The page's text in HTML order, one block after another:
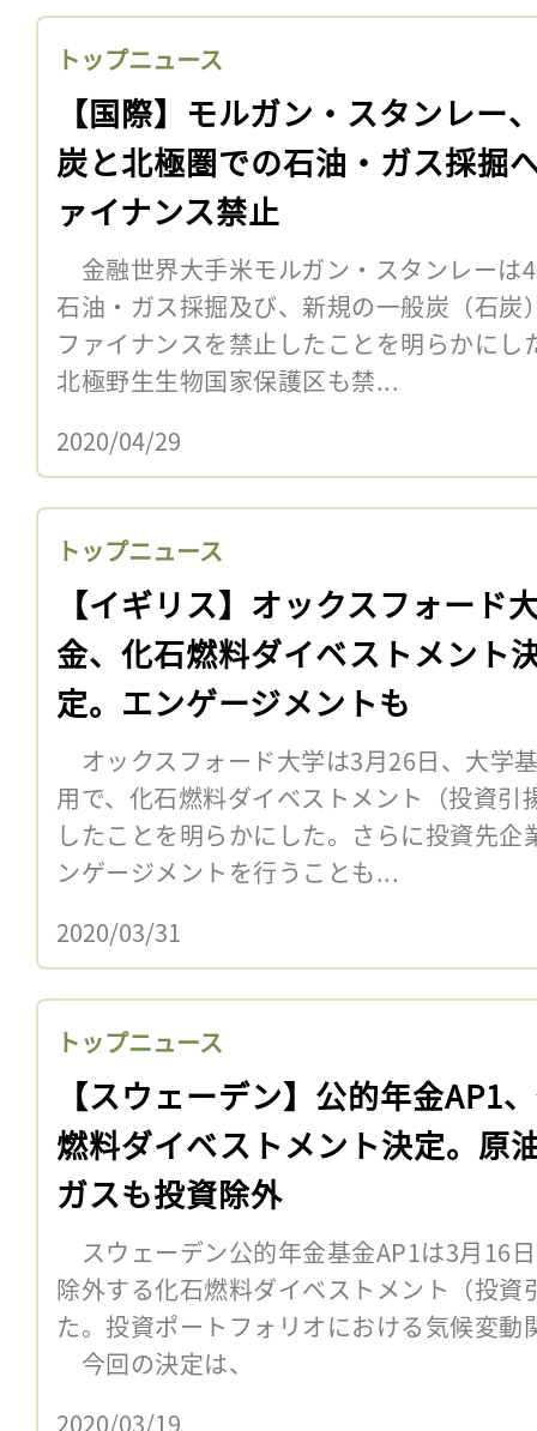
トップニュース
【国際】モルガン・スタンレー
炭と北極圏での石油・ガス採掘
ァイナンス禁止
金融世界大手米モルガン・スタンレーは
石油・ガス採掘及び、新規の一般炭（石炭
ファイナンスを禁止したことを明らかに
北極野生生物国家保護区も禁...
2020/04/29
トップニュース
【イギリス】オックスフォード
金、化石燃料ダイベストメント
定。エンゲージメントも
オックスフォード大学は3月26日、大学
用で、化石燃料ダイベストメント（投資引
したことを明らかにした。さらに投資先
ンゲージメントを行うことも...
2020/03/31
トップニュース
【スウェーデン】公的年金AP1
燃料ダイベストメント決定。原
ガスも投資除外
スウェーデン公的年金基金AP1は3月16
除外する化石燃料ダイベストメント（投
た。投資ポートフォリオにおける気候変
今回の決定は、
2020/03/19